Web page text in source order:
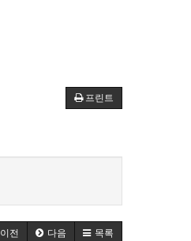
프린트
이전 다음 목록